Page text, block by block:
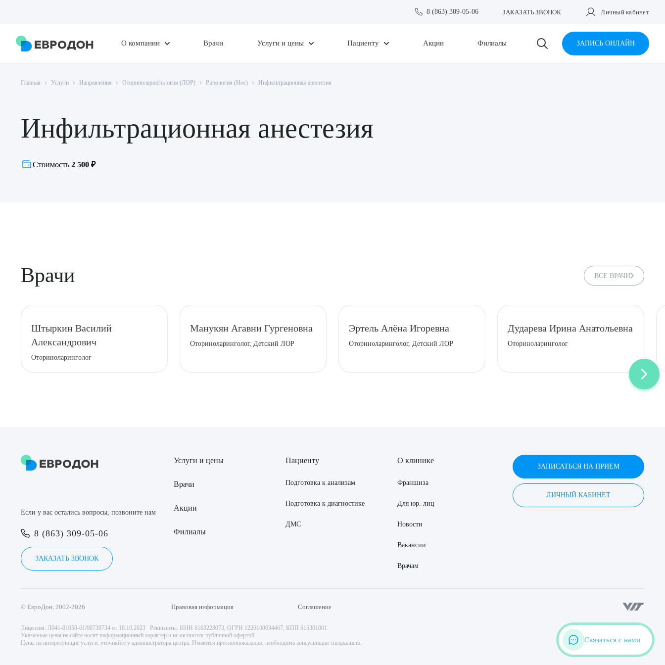
8 (863) 309-05-06 ЗАКАЗАТЬ ЗВОНОК Личный кабинет
О компании Врачи Услуги и цены Пациенту Акции Филиалы ЗАПИСЬ ОНЛАЙН
Главная Услуги Направления Оториноларингология (ЛОР) Ринология (Нос) Инфильтрационная анестезия
Инфильтрационная анестезия
Стоимость 2 500 ₽
Врачи ВСЕ ВРАЧИ
Штыркин Василий
Александрович
Оториноларинголог
Манукян Агавни Гургеновна
Оториноларинголог, Детский ЛОР
Эртель Алёна Игоревна
Оториноларинголог, Детский ЛОР
Дударева Ирина Анатольевна
Оториноларинголог
Если у вас остались вопросы, позвоните нам
8 (863) 309-05-06
ЗАКАЗАТЬ ЗВОНОК
Услуги и цены
Врачи
Акции
Филиалы
Пациенту
Подготовка к анализам
Подготовка к диагностике
ДМС
О клинике
Франшиза
Для юр. лиц
Новости
Вакансии
Врачам
ЗАПИСАТЬСЯ НА ПРИЕМ
ЛИЧНЫЙ КАБИНЕТ
© ЕвроДон, 2002-2026 Правовая информация Соглашение
Лицензия: Л041-01050-61/00739734 от 18.10.2023 Реквизиты: ИНН 6163228073, ОГРН 1226100034467, КПП 616301001
Указанные цены на сайте носят информационный характер и не являются публичной офертой.
Цены на интересующие услуги, уточняйте у администратора центра. Имеются противопоказания, необходима консультация специалиста.
Связаться с нами
Выберите сопутствующую услугу